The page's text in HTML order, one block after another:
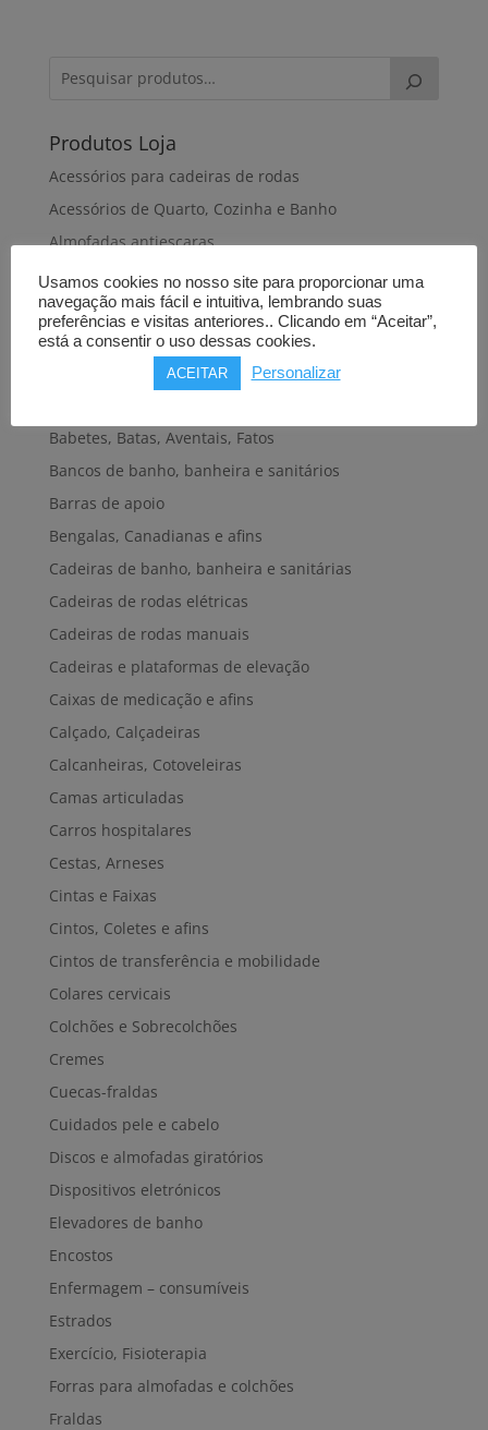
Produtos Loja
Acessórios para cadeiras de rodas
Acessórios de Quarto, Cozinha e Banho
Almofadas antiescaras
Almofadas de dormir
Almofadas de posicionamento
Alteadores de sanita
Andadeiras, Andarilhos
Babetes, Batas, Aventais, Fatos
Bancos de banho, banheira e sanitários
Barras de apoio
Bengalas, Canadianas e afins
Cadeiras de banho, banheira e sanitárias
Cadeiras de rodas elétricas
Cadeiras de rodas manuais
Cadeiras e plataformas de elevação
Caixas de medicação e afins
Calçado, Calçadeiras
Calcanheiras, Cotoveleiras
Camas articuladas
Carros hospitalares
Cestas, Arneses
Cintas e Faixas
Cintos, Coletes e afins
Cintos de transferência e mobilidade
Colares cervicais
Colchões e Sobrecolchões
Cremes
Cuecas-fraldas
Cuidados pele e cabelo
Discos e almofadas giratórios
Dispositivos eletrónicos
Elevadores de banho
Encostos
Enfermagem – consumíveis
Estrados
Exercício, Fisioterapia
Forras para almofadas e colchões
Fraldas
Usamos cookies no nosso site para proporcionar uma
navegação mais fácil e intuitiva, lembrando suas
preferências e visitas anteriores.. Clicando em “Aceitar”,
está a consentir o uso dessas cookies.
ACEITAR Personalizar